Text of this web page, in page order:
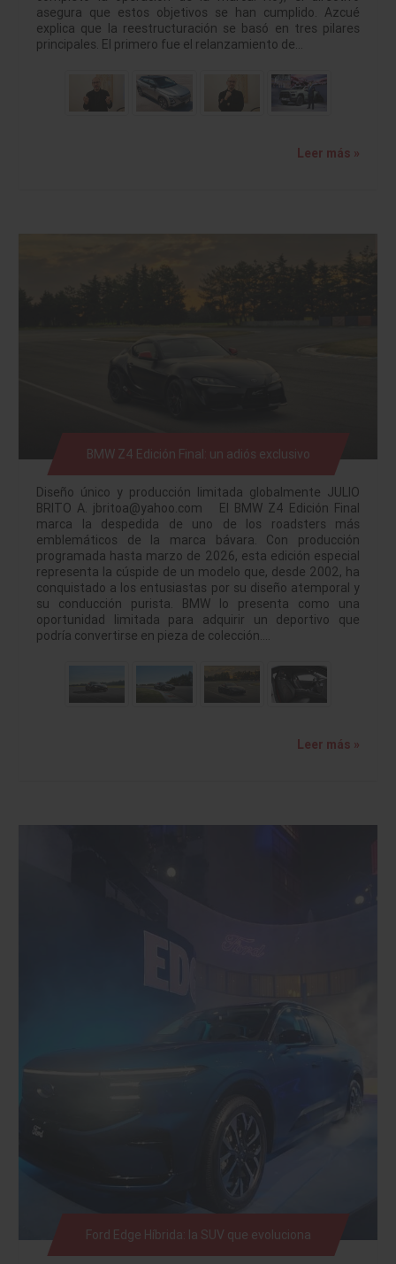
asegura que estos objetivos se han cumplido. Azcué
explica que la reestructuración se basó en tres pilares
principales. El primero fue el relanzamiento de…
Leer más »
BMW Z4 Edición Final: un adiós exclusivo
Diseño único y producción limitada globalmente JULIO
BRITO A. jbritoa@yahoo.com El BMW Z4 Edición Final
marca la despedida de uno de los roadsters más
emblemáticos de la marca bávara. Con producción
programada hasta marzo de 2026, esta edición especial
representa la cúspide de un modelo que, desde 2002, ha
conquistado a los entusiastas por su diseño atemporal y
su conducción purista. BMW lo presenta como una
oportunidad limitada para adquirir un deportivo que
podría convertirse en pieza de colección.…
Leer más »
Ford Edge Híbrida: la SUV que evoluciona